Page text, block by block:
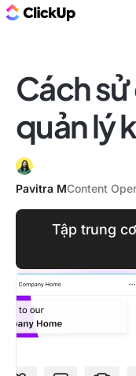
Cách
quản lý
Pavitra MContent
Tập trung